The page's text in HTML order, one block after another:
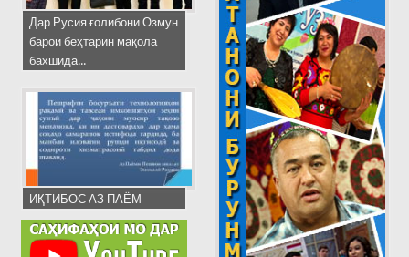
Дар Русия ғолибони Озмун
барои беҳтарин мақола
бахшида...
ИҚТИБОС АЗ ПАЁМ